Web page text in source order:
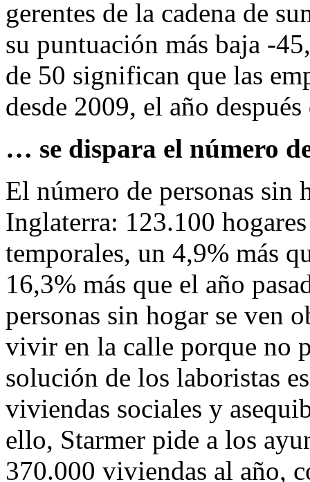
gerentes de la cadena de
su puntuación más baja -
de 50 significan que las
desde 2009, el año
… se dispara el número
El número de personas sin
Inglaterra: 123.100
temporales, un 4,9% más
16,3% más que el año
personas sin hogar se ven
vivir en la calle porque no
solución de los laboristas
viviendas sociales y
ello, Starmer pide a los
370.000 viviendas al año,